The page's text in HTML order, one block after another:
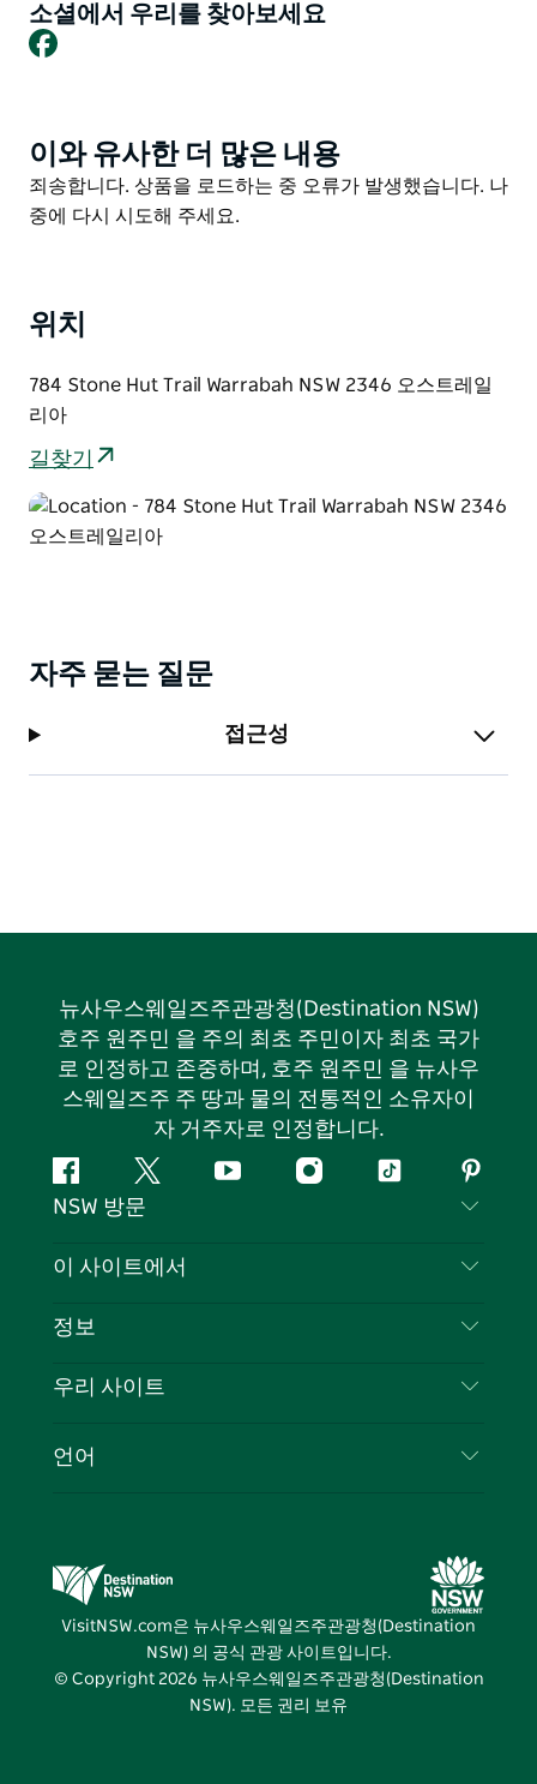
공원을 탐험하기 위해 모험을 떠나기 전에 도착하여 정착
단순히 긴장을 풀고 긴장을 풀고 급류의 강 소리와 지역
야생 동물을 즐기십시오. 태양열 발전 캐빈은 개방형 디자
인으로 최대 8명까지 수용할 수 있으며 라운지와 식사 공
소셜에서 우리를 찾아보세요
Facebook
Product
List
이와 유사한 더 많은 내용
Product
List
죄송합니다. 상품을 로드하는 중 오류가 발생했습니다. 나
중에 다시 시도해 주세요.
위치
784 Stone Hut Trail Warrabah NSW 2346 오스트레일
리아
길찾기
자주 묻는 질문
접근성
뉴사우스웨일즈주관광청(Destination NSW)
호주 원주민 을 주의 최초 주민이자 최초 국가
로 인정하고 존중하며, 호주 원주민 을 뉴사우
스웨일즈주 주 땅과 물의 전통적인 소유자이
자 거주자로 인정합니다.
페
이
북
지
다
유
인
틱
핀
터
스
NSW 방문
문의하기
쿠키 고지
이 사이트에서
목적지
이벤트
정보
여행 정보
뉴사우스웨일즈주 의 사업
우리 사이트
뉴사우스웨일즈주관광청(Destination NSW) 미디
어 센터
비비드 시드니(Vivid Sydney)
언어
VisitNSW.com은 뉴사우스웨일즈주관광청(Destination
NSW) 의 공식 관광 사이트입니다.
© Copyright 2026 뉴사우스웨일즈주관광청(Destination
NSW). 모든 권리 보유